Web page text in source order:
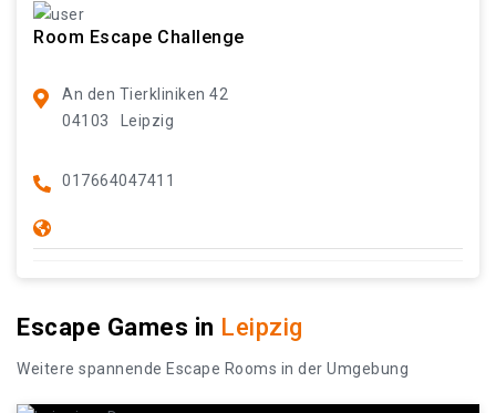
Room Escape Challenge
An den Tierkliniken 42
04103
Leipzig
017664047411
Escape Games in Leipzig
Weitere spannende Escape Rooms in der Umgebung